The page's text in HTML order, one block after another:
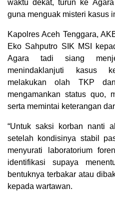
waktu dekat, turun ke
guna menguak misteri kasus
Kapolres Aceh Tenggara,
Eko Sahputro SIK MSI
Agara tadi siang
menindaklanjuti kasus
melakukan olah TKP
mengamankan status quo,
serta memintai keterangan
“Untuk saksi korban nanti
setelah kondisinya stabil
menyurati laboratorium
identifikasi supaya
bentuknya terbakar atau
kepada wartawan.